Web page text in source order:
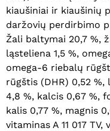
kiaušiniai ir kiaušinių
daržovių perdirbimo
Žali baltymai 20,7 %,
ląsteliena 1,5 %,
omega-6 riebalų
rūgštis (DHR) 0,52
4,8 %, kalcis 0,67 %,
kalis 0,77 %, magnis
vitaminas A 11 017